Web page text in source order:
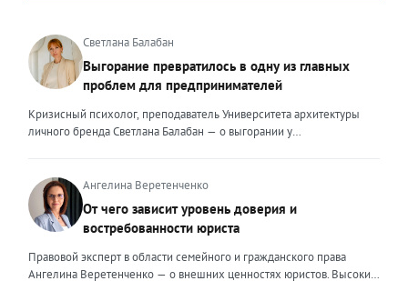
Светлана Балабан
Выгорание превратилось в одну из главных
проблем для предпринимателей
Кризисный психолог, преподаватель Университета архитектуры
личного бренда Светлана Балабан — о выгорании у
проблемой, однако выгорание у предпринимателей заметно
отличается от выгорания у наёмных сотрудников. Наёмный
сотрудник может уйти на больничный или в отпуск, пожаловаться
на что-то начальству или сменить работу. Предприниматель — сам
себе начальник и основа системы. Если он устаёт, бизнес не встанет
на паузу, а просто начнёт разваливаться. У предпринимателей
Ангелина Веретенченко
От чего зависит уровень доверия и
востребованности юриста
Правовой эксперт в области семейного и гражданского права
Ангелина Веретенченко — о внешних ценностях юристов. Высокий